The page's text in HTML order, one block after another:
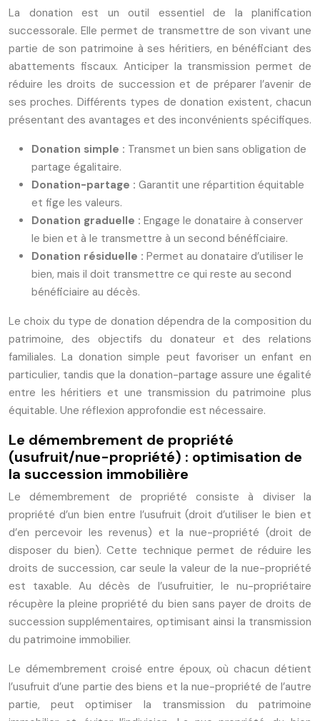
La donation est un outil essentiel de la planification
successorale. Elle permet de transmettre de son vivant une
partie de son patrimoine à ses héritiers, en bénéficiant des
abattements fiscaux. Anticiper la transmission permet de
réduire les droits de succession et de préparer l’avenir de
ses proches. Différents types de donation existent, chacun
présentant des avantages et des inconvénients spécifiques.
Donation simple : Transmet un bien sans obligation de
partage égalitaire.
Donation-partage : Garantit une répartition équitable
et fige les valeurs.
Donation graduelle : Engage le donataire à conserver
le bien et à le transmettre à un second bénéficiaire.
Donation résiduelle : Permet au donataire d’utiliser le
bien, mais il doit transmettre ce qui reste au second
bénéficiaire au décès.
Le choix du type de donation dépendra de la composition du
patrimoine, des objectifs du donateur et des relations
familiales. La donation simple peut favoriser un enfant en
particulier, tandis que la donation-partage assure une égalité
entre les héritiers et une transmission du patrimoine plus
équitable. Une réflexion approfondie est nécessaire.
Le démembrement de propriété
(usufruit/nue-propriété) : optimisation de
la succession immobilière
Le démembrement de propriété consiste à diviser la
propriété d’un bien entre l’usufruit (droit d’utiliser le bien et
d’en percevoir les revenus) et la nue-propriété (droit de
disposer du bien). Cette technique permet de réduire les
droits de succession, car seule la valeur de la nue-propriété
est taxable. Au décès de l’usufruitier, le nu-propriétaire
récupère la pleine propriété du bien sans payer de droits de
succession supplémentaires, optimisant ainsi la transmission
du patrimoine immobilier.
Le démembrement croisé entre époux, où chacun détient
l’usufruit d’une partie des biens et la nue-propriété de l’autre
partie, peut optimiser la transmission du patrimoine